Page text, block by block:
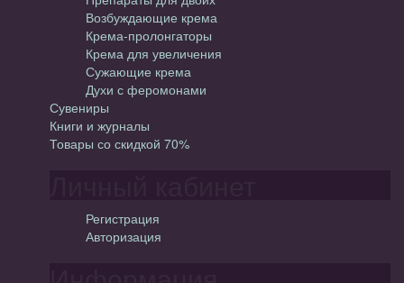
Возбуждающие крема
Крема-пролонгаторы
Крема для увеличения
Сужающие крема
Духи с феромонами
Сувениры
Книги и журналы
Товары со скидкой 70%
Регистрация
Авторизация